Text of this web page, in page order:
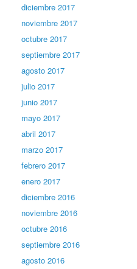
diciembre 2017
noviembre 2017
octubre 2017
septiembre 2017
agosto 2017
julio 2017
junio 2017
mayo 2017
abril 2017
marzo 2017
febrero 2017
enero 2017
diciembre 2016
noviembre 2016
octubre 2016
septiembre 2016
agosto 2016